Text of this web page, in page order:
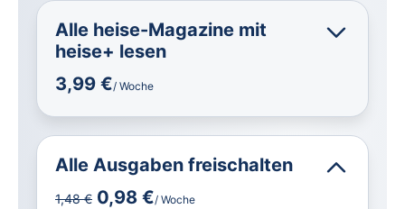
Alle heise-Magazine mit
heise+ lesen
3,99 €/ Woche
Alle Ausgaben freischalten
1,48 € 0,98 €/ Woche